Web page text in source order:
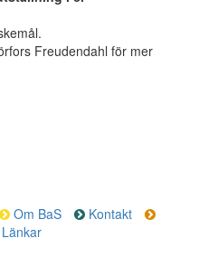
Freudendahl för mer
Om BaS
Kontakt
Länkar